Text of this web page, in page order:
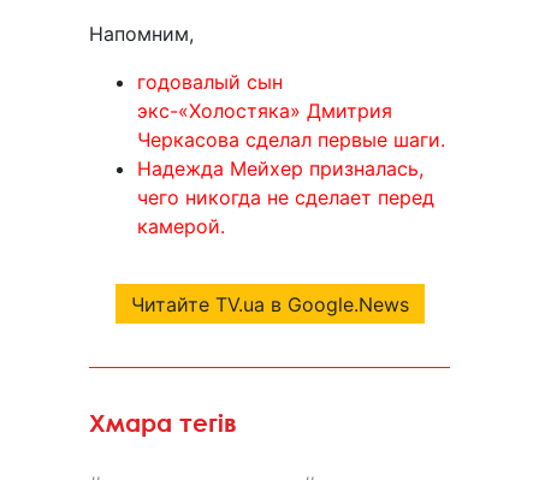
Напомним,
годовалый сын
экс-«Холостяка» Дмитрия
Черкасова сделал первые шаги.
Надежда Мейхер призналась,
чего никогда не сделает перед
камерой.
Читайте TV.ua в Google.News
Хмара тегів